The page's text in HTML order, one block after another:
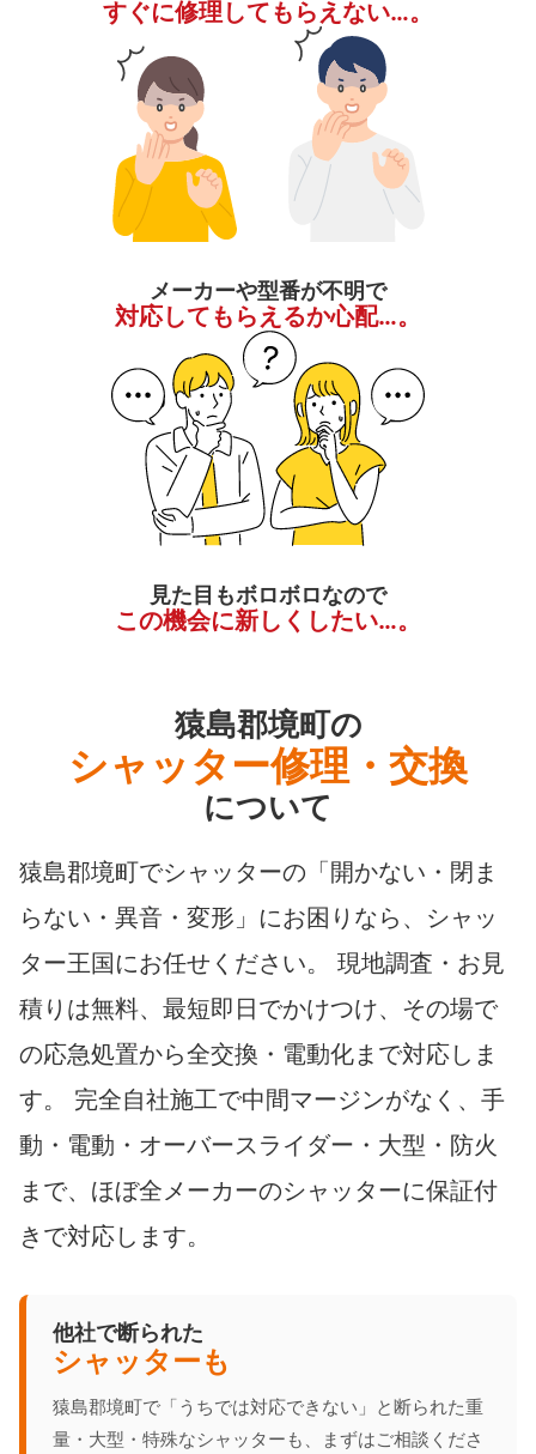
すぐに修理してもらえない…。
メーカーや型番が不明で
対応してもらえるか心配…。
見た目もボロボロなので
この機会に新しくしたい…。
猿島郡境町の
シャッター修理・交換
について
猿島郡境町でシャッターの「開かない・閉ま
らない・異音・変形」にお困りなら、シャッ
ター王国にお任せください。 現地調査・お見
積りは無料、最短即日でかけつけ、その場で
の応急処置から全交換・電動化まで対応しま
す。 完全自社施工で中間マージンがなく、手
動・電動・オーバースライダー・大型・防火
まで、ほぼ全メーカーのシャッターに保証付
きで対応します。
他社で断られた
シャッターも
猿島郡境町で「うちでは対応できない」と断られた重
量・大型・特殊なシャッターも、まずはご相談くださ